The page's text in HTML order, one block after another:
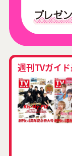
週刊TVガイ